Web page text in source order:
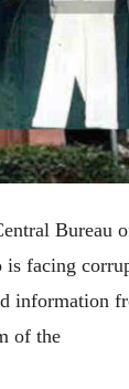
Bureau
facing
information
of the